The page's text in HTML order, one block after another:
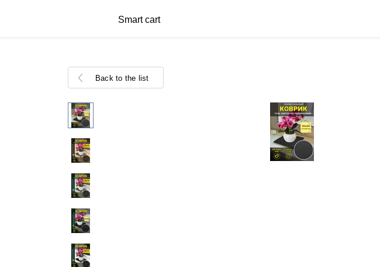
Smart cart
Back to the list